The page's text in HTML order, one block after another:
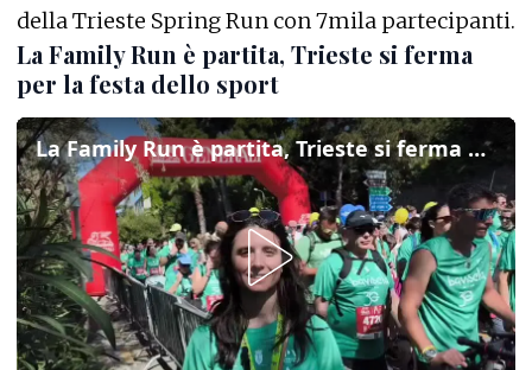
della Trieste Spring Run con 7mila partecipanti.
La Family Run è partita, Trieste si ferma
per la festa dello sport
La Family Run è partita, Trieste si ferma per la festa dello sport